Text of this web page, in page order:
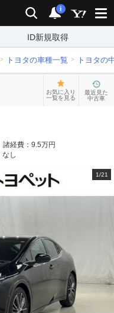
検索 通知
i
ID新規取得
トヨタの車種一覧 トヨタの
お気に入り
一覧を見る
最近見た
中古車
諸経費： 9.5万円
なし
1/21